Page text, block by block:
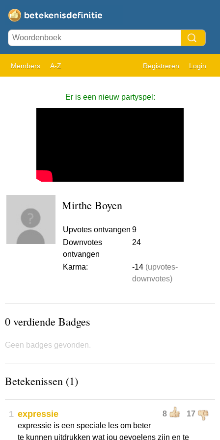
Members A-Z Registreren Login
Er is een nieuw partyspel:
Mirthe Boyen
Upvotes ontvangen 9
Downvotes
ontvangen
24
Karma: -14 (upvotes-
downvotes)
0 verdiende Badges
Geen badges gevonden.
Betekenissen (1)
1 8 17
expressie
expressie is een speciale les om beter
te kunnen uitdrukken wat jou gevoelens zijn en te